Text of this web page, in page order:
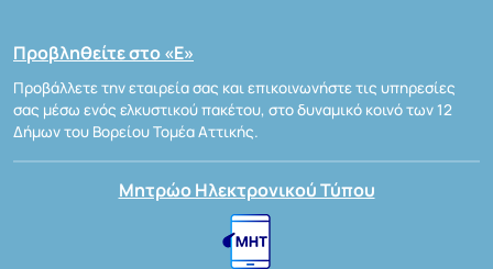
Προβληθείτε στο «Ε»
Προβάλλετε την εταιρεία σας και επικοινωνήστε τις υπηρεσίες
σας μέσω ενός ελκυστικού πακέτου, στο δυναμικό κοινό των 12
Δήμων του Βορείου Τομέα Αττικής.
Μητρώο Ηλεκτρονικού Τύπου